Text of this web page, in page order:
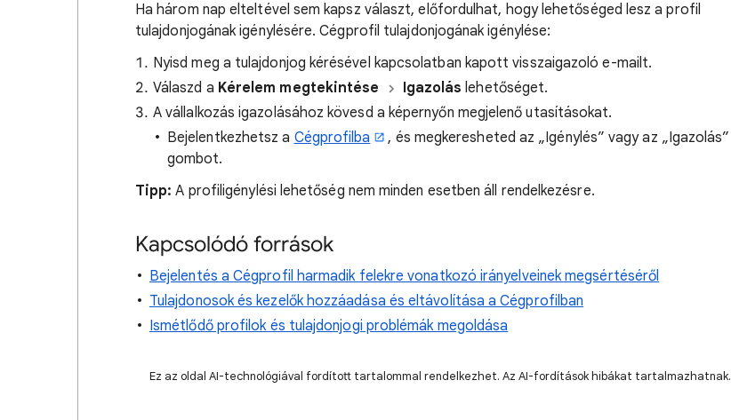
Ha három nap elteltével sem kapsz választ, előfordulhat, hogy lehetőséged lesz a profil
tulajdonjogának igénylésére. Cégprofil tulajdonjogának igénylése:
Nyisd meg a tulajdonjog kérésével kapcsolatban kapott visszaigazoló e-mailt.
Válaszd a Kérelem megtekintése Igazolás lehetőséget.
A vállalkozás igazolásához kövesd a képernyőn megjelenő utasításokat.
Bejelentkezhetsz a Cégprofilba
, és megkeresheted az „Igénylés” vagy az „Igazolás”
gombot.
Tipp: A profiligénylési lehetőség nem minden esetben áll rendelkezésre.
Kapcsolódó források
Bejelentés a Cégprofil harmadik felekre vonatkozó irányelveinek megsértéséről
Tulajdonosok és kezelők hozzáadása és eltávolítása a Cégprofilban
Ismétlődő profilok és tulajdonjogi problémák megoldása
Ez az oldal AI-technológiával fordított tartalommal rendelkezhet. Az AI-fordítások hibákat tartalmazhatnak.